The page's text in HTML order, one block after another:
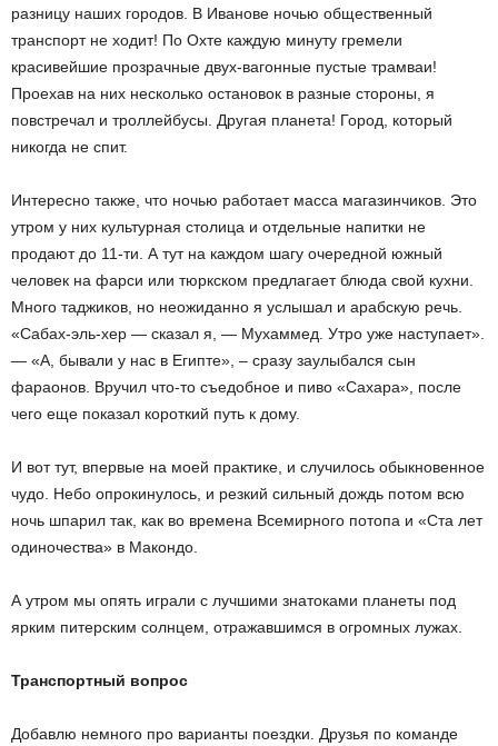
разницу наших городов. В Иванове ночью общественный
транспорт не ходит! По Охте каждую минуту гремели
красивейшие прозрачные двух-вагонные пустые трамваи!
Проехав на них несколько остановок в разные стороны, я
повстречал и троллейбусы. Другая планета! Город, который
никогда не спит.
Интересно также, что ночью работает масса магазинчиков. Это
утром у них культурная столица и отдельные напитки не
продают до 11-ти. А тут на каждом шагу очередной южный
человек на фарси или тюркском предлагает блюда свой кухни.
Много таджиков, но неожиданно я услышал и арабскую речь.
«Сабах-эль-хер — сказал я, — Мухаммед. Утро уже наступает».
— «А, бывали у нас в Египте», – сразу заулыбался сын
фараонов. Вручил что-то съедобное и пиво «Сахара», после
чего еще показал короткий путь к дому.
И вот тут, впервые на моей практике, и случилось обыкновенное
чудо. Небо опрокинулось, и резкий сильный дождь потом всю
ночь шпарил так, как во времена Всемирного потопа и «Ста лет
одиночества» в Макондо.
А утром мы опять играли с лучшими знатоками планеты под
ярким питерским солнцем, отражавшимся в огромных лужах.
Транспортный вопрос
Добавлю немного про варианты поездки. Друзья по команде